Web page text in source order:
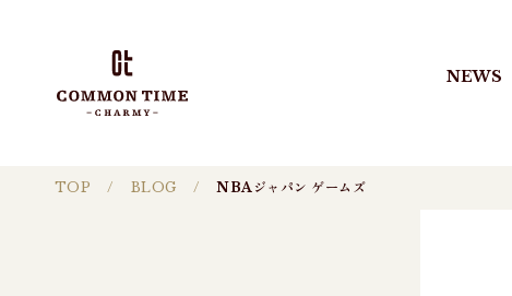
NEWS
TOP BLOG NBAジャパン ゲームズ